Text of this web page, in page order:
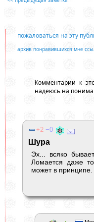
пожаловаться на эту
архив понравившихся мне
Комментарии к
надеюсь на
2 0
Шура
Эх... всяко
Ломается даже
может в принципе.